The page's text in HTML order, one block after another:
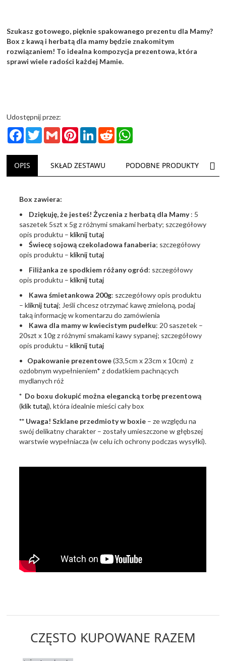
Szukasz gotowego, pięknie spakowanego prezentu dla Mamy?
Box z kawą i herbatą dla mamy będzie znakomitym
rozwiązaniem! To idealna kompozycja prezentowa, która
sprawi wiele radości każdej Mamie.
Udostępnij przez:
FacebookTwitterGmail PinterestLinkedInReddit
OPIS SKŁAD ZESTAWU PODOBNE PRODUKTY
Box zawiera:
• Dziękuję, że jesteś! Życzenia z herbatą dla Mamy: 5
saszetek 5szt x 5g z różnymi smakami herbaty; szczegółowy
opis produktu – kliknij tutaj
•Świecę sojową czekoladowa fanaberia; szczegółowy
opis produktu –kliknij tutaj
• Filiżanka ze spodkiem różany ogród: szczegółowy
opis produktu –kliknij tutaj
• Kawa śmietankowa 200g: szczegółowy opis produktu
– kliknij tutaj; Jeśli chcesz otrzymać kawę zmieloną, podaj
taką informację w komentarzu do zamówienia
• Kawa dla mamy w kwiecistym pudełku: 20 saszetek –
20szt x 10g z różnymi smakami kawy sypanej; szczegółowy
opis produktu –kliknij tutaj
• Opakowanie prezentowe(33,5cm x 23cm x 10cm) z
ozdobnym wypełnieniem* z dodatkiem pachnących
mydlanych róż
* Do boxu dokupić można elegancką torbę prezentową
(klik tutaj), która idealnie mieści cały box
** Uwaga! Szklane przedmioty w boxie – ze względu na
swój delikatny charakter – zostały umieszczone w głębszej
warstwie wypełniacza (w celu ich ochrony podczas wysyłki).
CZĘSTO KUPOWANE RAZEM